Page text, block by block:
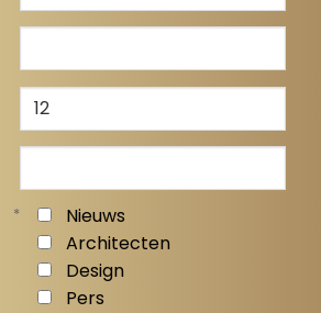
*
Nieuws
Architecten
Design
Pers